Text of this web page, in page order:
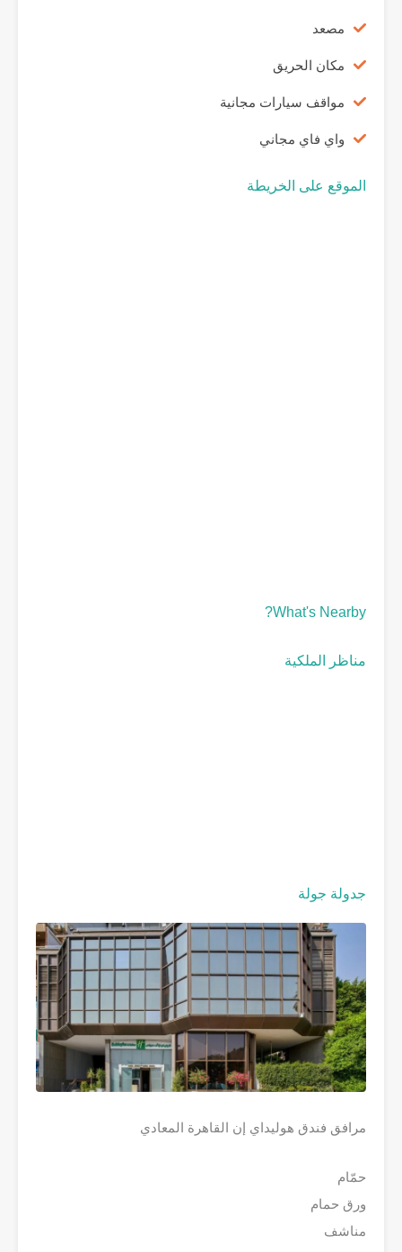
مصعد
مكان الحريق
مواقف سيارات مجانية
واي فاي مجاني
الموقع على الخريطة
What's Nearby?
مناظر الملكية
جدولة جولة
مرافق فندق هوليداي إن القاهرة المعادي
حمّام
ورق حمام
مناشف